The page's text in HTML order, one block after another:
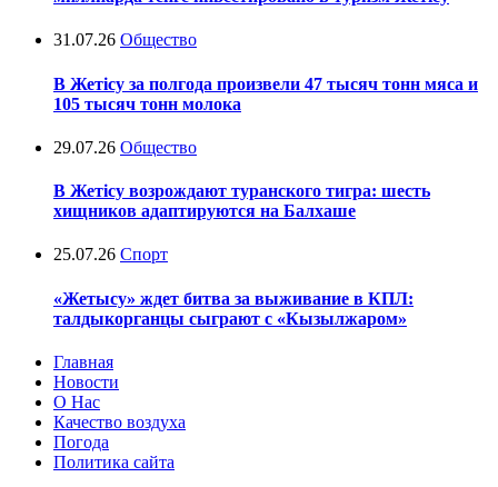
31.07.26 Общество
В Жетісу за полгода произвели 47 тысяч тонн мяса и
105 тысяч тонн молока
29.07.26 Общество
В Жетісу возрождают туранского тигра: шесть
хищников адаптируются на Балхаше
25.07.26 Спорт
«Жетысу» ждет битва за выживание в КПЛ:
талдыкорганцы сыграют с «Кызылжаром»
Главная
Новости
О Нас
Качество воздуха
Погода
Политика сайта